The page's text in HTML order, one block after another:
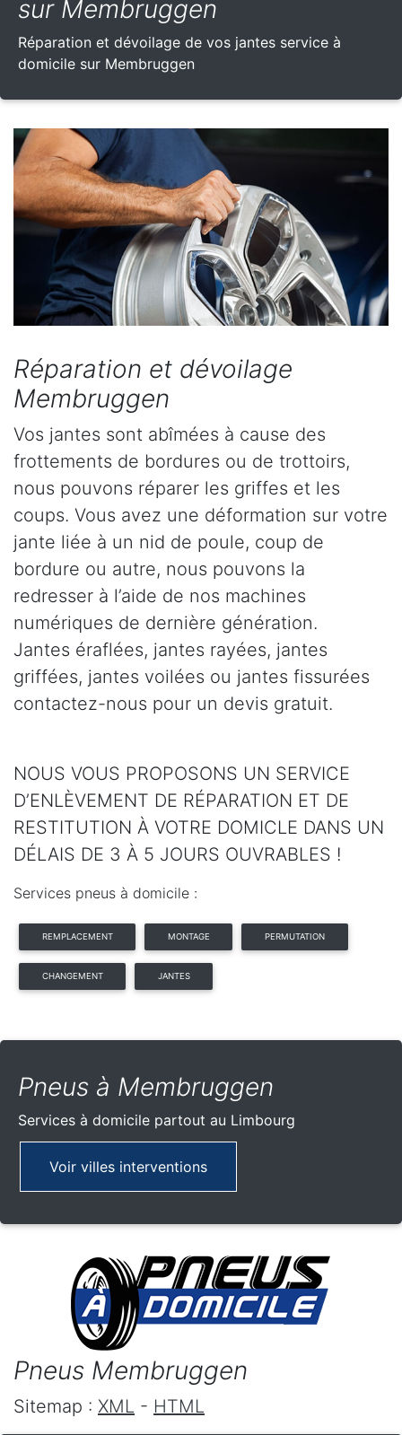
sur Membruggen
Réparation et dévoilage de vos jantes service à
domicile sur Membruggen
Réparation et dévoilage
Membruggen
Vos jantes sont abîmées à cause des
frottements de bordures ou de trottoirs,
nous pouvons réparer les griffes et les
coups. Vous avez une déformation sur votre
jante liée à un nid de poule, coup de
bordure ou autre, nous pouvons la
redresser à l’aide de nos machines
numériques de dernière génération.
Jantes éraflées, jantes rayées, jantes
griffées, jantes voilées ou jantes fissurées
contactez-nous pour un devis gratuit.
NOUS VOUS PROPOSONS UN SERVICE
D’ENLÈVEMENT DE RÉPARATION ET DE
RESTITUTION À VOTRE DOMICLE DANS UN
DÉLAIS DE 3 À 5 JOURS OUVRABLES !
Services pneus à domicile :
REMPLACEMENT MONTAGE PERMUTATION
CHANGEMENT JANTES
Pneus à Membruggen
Services à domicile partout au Limbourg
Voir villes interventions
Pneus Membruggen
Sitemap : XML - HTML